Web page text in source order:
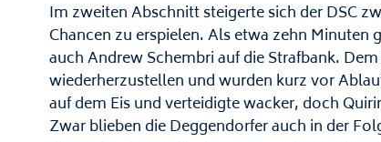
Im zweiten Abschnitt steigerte sich der DSC
Chancen zu erspielen. Als etwa zehn
auch Andrew Schembri auf die Strafbank.
wiederherzustellen und wurden kurz vor
auf dem Eis und verteidigte wacker, doch
Zwar blieben die Deggendorfer auch in der